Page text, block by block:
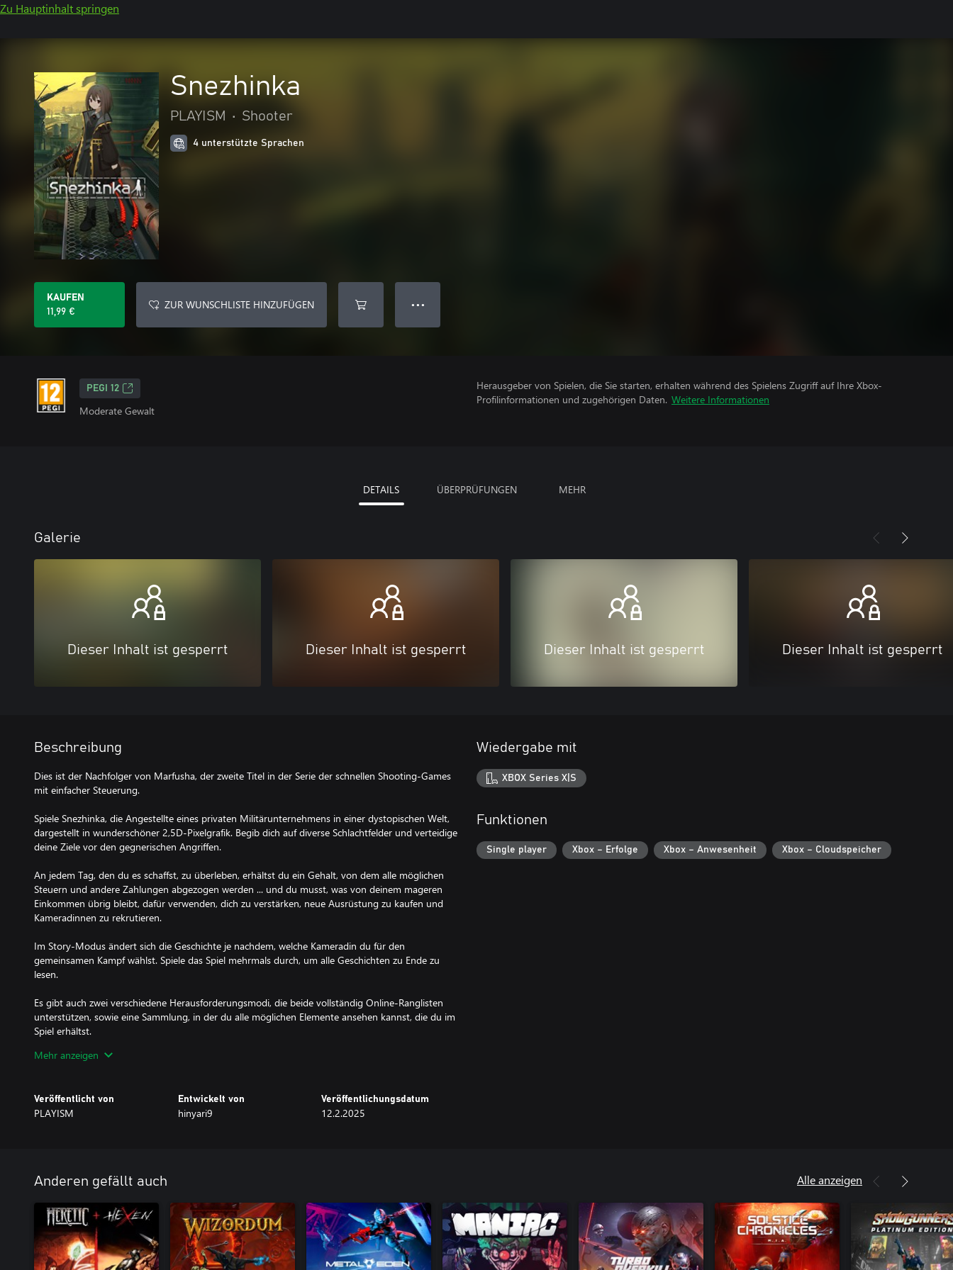
Zu Hauptinhalt springen
Snezhinka
PLAYISM • Shooter
4 unterstützte Sprachen
KAUFEN
11,99 €
ZUR WUNSCHLISTE HINZUFÜGEN ● ● ●
PEGI 12
Moderate Gewalt
Herausgeber von Spielen, die Sie starten, erhalten während des Spielens Zugriff auf Ihre Xbox-
Profilinformationen und zugehörigen Daten. Weitere Informationen
DETAILS ÜBERPRÜFUNGEN MEHR
Galerie
Dieser Inhalt ist gesperrt Dieser Inhalt ist gesperrt Dieser Inhalt ist gesperrt Dieser Inhalt ist gesperrt
Beschreibung
Dies ist der Nachfolger von Marfusha, der zweite Titel in der Serie der schnellen Shooting-Games
mit einfacher Steuerung.
Spiele Snezhinka, die Angestellte eines privaten Militärunternehmens in einer dystopischen Welt,
dargestellt in wunderschöner 2,5D-Pixelgrafik. Begib dich auf diverse Schlachtfelder und verteidige
deine Ziele vor den gegnerischen Angriffen.
An jedem Tag, den du es schaffst, zu überleben, erhältst du ein Gehalt, von dem alle möglichen
Steuern und andere Zahlungen abgezogen werden ... und du musst, was von deinem mageren
Einkommen übrig bleibt, dafür verwenden, dich zu verstärken, neue Ausrüstung zu kaufen und
Kameradinnen zu rekrutieren.
Im Story-Modus ändert sich die Geschichte je nachdem, welche Kameradin du für den
gemeinsamen Kampf wählst. Spiele das Spiel mehrmals durch, um alle Geschichten zu Ende zu
lesen.
Es gibt auch zwei verschiedene Herausforderungsmodi, die beide vollständig Online-Ranglisten
unterstützen, sowie eine Sammlung, in der du alle möglichen Elemente ansehen kannst, die du im
Spiel erhältst.
Die Konsolenversion enthält das Artbook.
Mehr anzeigen
Veröffentlicht von
PLAYISM
Entwickelt von
hinyari9
Veröffentlichungsdatum
12.2.2025
Wiedergabe mit
XBOX Series X|S
Funktionen
Single player Xbox – Erfolge Xbox – Anwesenheit Xbox – Cloudspeicher
Anderen gefällt auch Alle anzeigen